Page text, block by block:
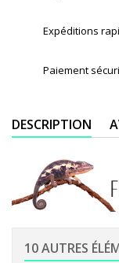
Expéditions
Paiement
DESCRIPTION
10 AUTRES